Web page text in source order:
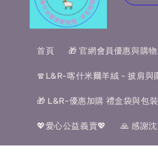
首頁 🎁 官網會員優惠與購
🧣L&R-喀什米爾羊絨 - 披肩與
🎁 L&R-優惠加購 禮盒袋與包
💖愛心公益義賣💖 🙏 感謝